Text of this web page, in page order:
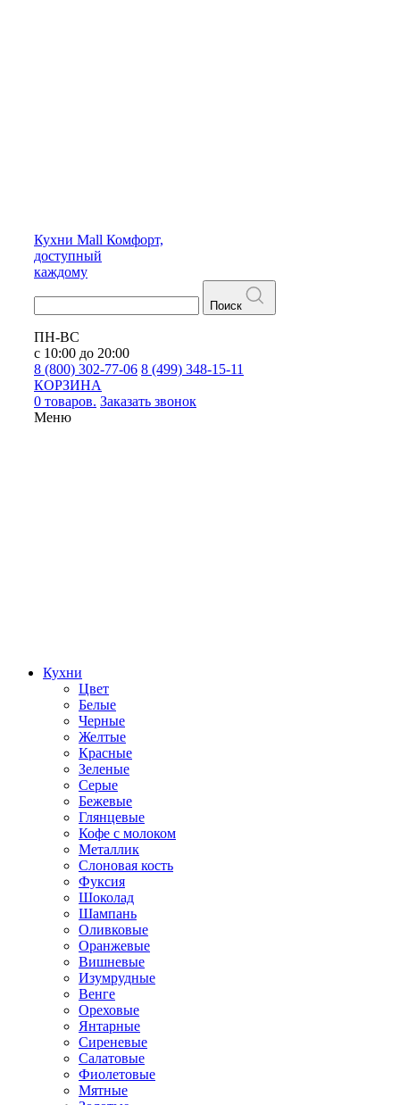
Кухни Mall Комфорт,
доступный
каждому
Поиск
ПН-ВС
с 10:00 до 20:00
8 (800) 302-77-06 8 (499) 348-15-11
КОРЗИНА
0 товаров. Заказать звонок
Меню
Кухни
Цвет
Белые
Черные
Желтые
Красные
Зеленые
Серые
Бежевые
Глянцевые
Кофе с молоком
Металлик
Слоновая кость
Фуксия
Шоколад
Шампань
Оливковые
Оранжевые
Вишневые
Изумрудные
Венге
Ореховые
Янтарные
Сиреневые
Салатовые
Фиолетовые
Мятные